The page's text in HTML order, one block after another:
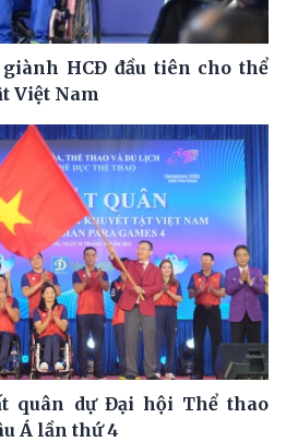
giành HCĐ đầu tiên cho thể
Việt Nam
quân dự Đại hội Thể thao
Á lần thứ 4